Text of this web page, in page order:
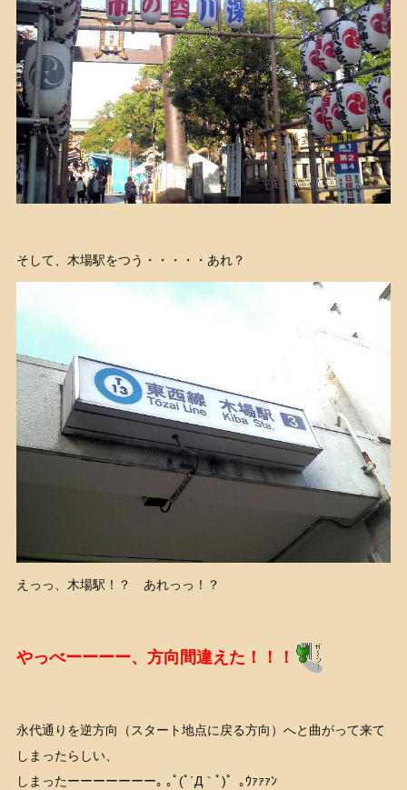
そして、木場駅をつう・・・・・あれ？
えっっ、木場駅！？ あれっっ！？
やっべーーーー、方向間違えた！！！
永代通りを逆方向（スタート地点に戻る方向）へと曲がって来て
しまったらしい、
しまったーーーーーーー｡ ｡ﾟ(ﾟ´Д｀ﾟ)゜｡ｳｧｧｧﾝ